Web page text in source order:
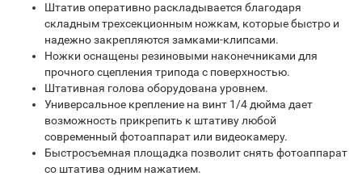
Штатив оперативно раскладывается благодаря
складным трехсекционным ножкам, которые быстро и
надежно закрепляются замками-клипсами.
Ножки оснащены резиновыми наконечниками для
прочного сцепления трипода с поверхностью.
Штативная голова оборудована уровнем.
Универсальное крепление на винт 1/4 дюйма дает
возможность прикрепить к штативу любой
современный фотоаппарат или видеокамеру.
Быстросъемная площадка позволит снять фотоаппарат
со штатива одним нажатием.